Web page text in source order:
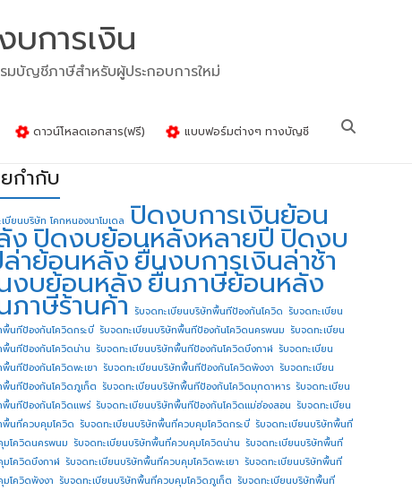
การเงิน
บัญชีภาษีสำหรับผู้ประกอบการใหม่
ดาวน์โหลดเอกสาร(ฟรี) แบบฟอร์มต่างๆ ทางบัญชี
กำกับ
บียนบริษัท โคกหนองนาโมเดล ปิดงบการเงินย้อน
งปิดงบย้อนหลังหลายปี ปิดงบ
ล่าย้อนหลังยื่นงบการเงินล่าช้า
งบย้อนหลังยื่นภาษีย้อนหลัง
ภาษีร้านค้า รับจดทะเบียนบริษัทพื้นทีป้องกันโควิด รับจดทะเบียน
นทีป้องกันโควิดกระบี่ รับจดทะเบียนบริษัทพื้นทีป้องกันโควิดนครพนม รับจดทะเบียน
พื้นทีป้องกันโควิดน่าน รับจดทะเบียนบริษัทพื้นทีป้องกันโควิดบึงกาฬ รับจดทะเบียน
นทีป้องกันโควิดพะเยา รับจดทะเบียนบริษัทพื้นทีป้องกันโควิดพังงา รับจดทะเบียน
พื้นทีป้องกันโควิดภูเก็ต รับจดทะเบียนบริษัทพื้นทีป้องกันโควิดมุกดาหาร รับจดทะเบียน
พื้นทีป้องกันโควิดแพร่ รับจดทะเบียนบริษัทพื้นทีป้องกันโควิดแม่ฮ่องสอน รับจดทะเบียน
พื้นที่ควบคุมโควิด รับจดทะเบียนบริษัทพื้นที่ควบคุมโควิดกระบี่ รับจดทะเบียนบริษัทพื้นที่
มโควิดนครพนม รับจดทะเบียนบริษัทพื้นที่ควบคุมโควิดน่าน รับจดทะเบียนบริษัทพื้นที่
โควิดบึงกาฬ รับจดทะเบียนบริษัทพื้นที่ควบคุมโควิดพะเยา รับจดทะเบียนบริษัทพื้นที่
โควิดพังงา รับจดทะเบียนบริษัทพื้นที่ควบคุมโควิดภูเก็ต รับจดทะเบียนบริษัทพื้นที่